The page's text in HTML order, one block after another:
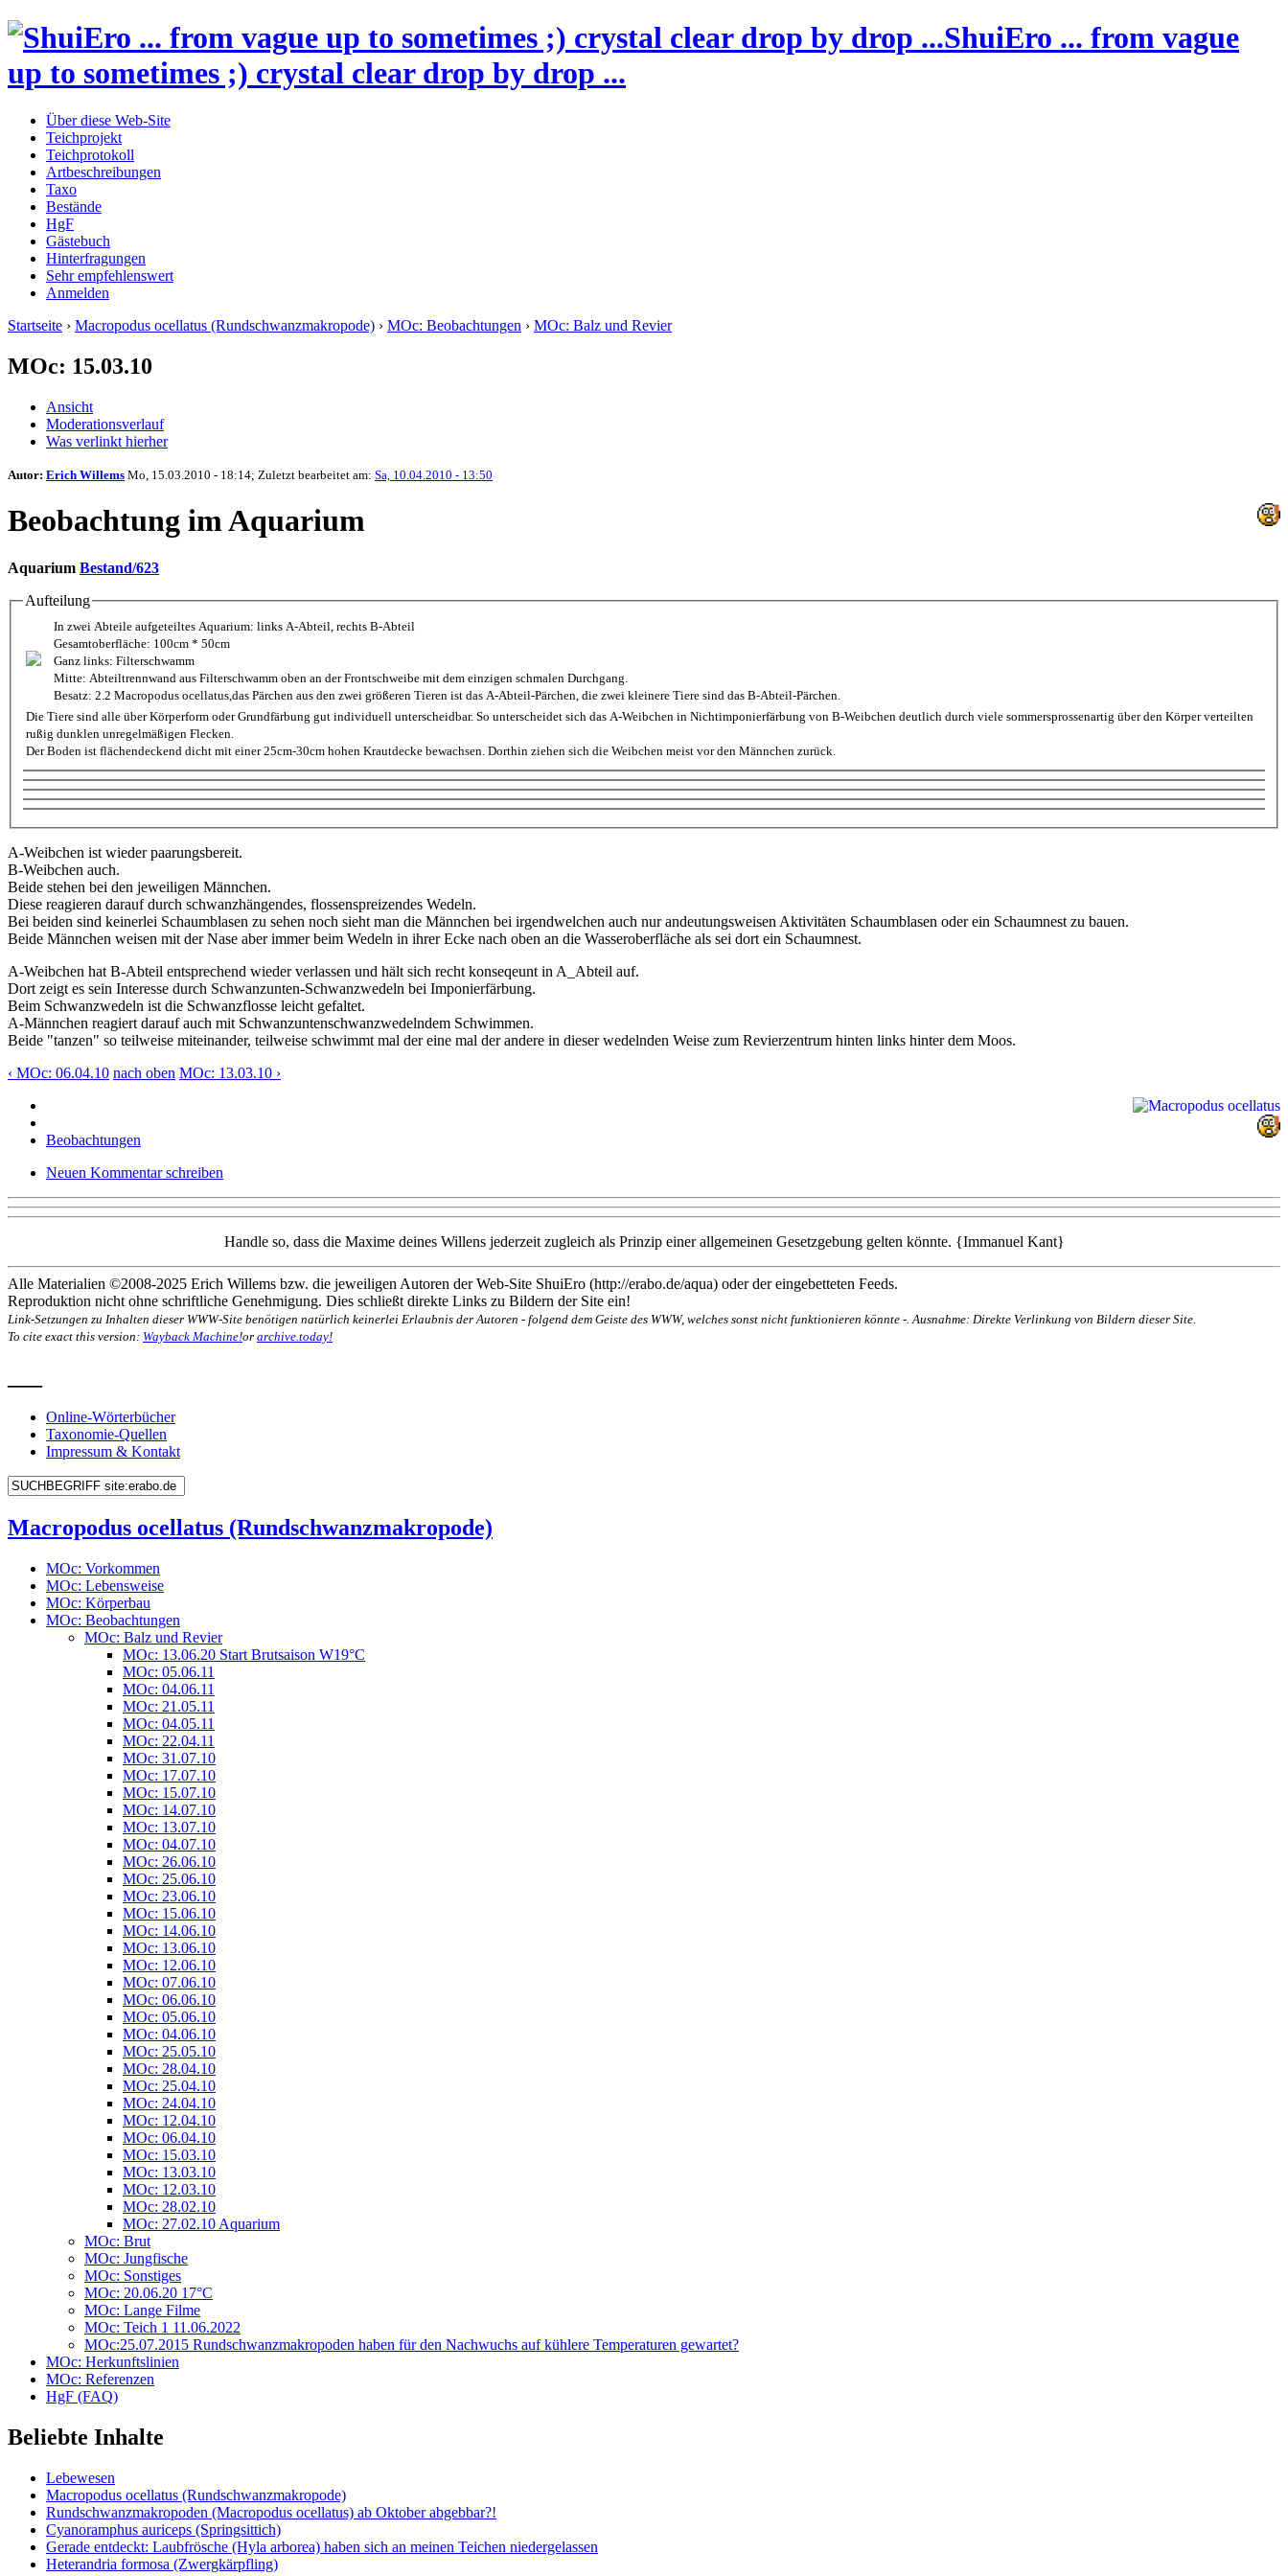
ShuiEro ... from vague
up to sometimes ;) crystal clear drop by drop ...
Über diese Web-Site
Teichprojekt
Teichprotokoll
Artbeschreibungen
Taxo
Bestände
HgF
Gästebuch
Hinterfragungen
Sehr empfehlenswert
Anmelden
Startseite › Macropodus ocellatus (Rundschwanzmakropode) › MOc: Beobachtungen › MOc: Balz und Revier
MOc: 15.03.10
Ansicht
Moderationsverlauf
Was verlinkt hierher
Autor: Erich Willems Mo, 15.03.2010 - 18:14; Zuletzt bearbeitet am: Sa, 10.04.2010 - 13:50
Beobachtung im Aquarium
Aquarium Bestand/623
Aufteilung
In zwei Abteile aufgeteiltes Aquarium: links A-Abteil, rechts B-Abteil
Gesamtoberfläche: 100cm * 50cm
Ganz links: Filterschwamm
Mitte: Abteiltrennwand aus Filterschwamm oben an der Frontschweibe mit dem einzigen schmalen Durchgang.
Besatz: 2.2 Macropodus ocellatus,das Pärchen aus den zwei größeren Tieren ist das A-Abteil-Pärchen, die zwei kleinere Tiere sind das B-Abteil-Pärchen.
Die Tiere sind alle über Körperform oder Grundfärbung gut individuell unterscheidbar. So unterscheidet sich das A-Weibchen in Nichtimponierfärbung von B-Weibchen deutlich durch viele sommersprossenartig über den Körper verteilten
rußig dunklen unregelmäßigen Flecken.
Der Boden ist flächendeckend dicht mit einer 25cm-30cm hohen Krautdecke bewachsen. Dorthin ziehen sich die Weibchen meist vor den Männchen zurück.
A-Weibchen ist wieder paarungsbereit.
B-Weibchen auch.
Beide stehen bei den jeweiligen Männchen.
Diese reagieren darauf durch schwanzhängendes, flossenspreizendes Wedeln.
Bei beiden sind keinerlei Schaumblasen zu sehen noch sieht man die Männchen bei irgendwelchen auch nur andeutungsweisen Aktivitäten Schaumblasen oder ein Schaumnest zu bauen.
Beide Männchen weisen mit der Nase aber immer beim Wedeln in ihrer Ecke nach oben an die Wasseroberfläche als sei dort ein Schaumnest.
A-Weibchen hat B-Abteil entsprechend wieder verlassen und hält sich recht konseqeunt in A_Abteil auf.
Dort zeigt es sein Interesse durch Schwanzunten-Schwanzwedeln bei Imponierfärbung.
Beim Schwanzwedeln ist die Schwanzflosse leicht gefaltet.
A-Männchen reagiert darauf auch mit Schwanzuntenschwanzwedelndem Schwimmen.
Beide "tanzen" so teilweise miteinander, teilweise schwimmt mal der eine mal der andere in dieser wedelnden Weise zum Revierzentrum hinten links hinter dem Moos.
‹ MOc: 06.04.10 nach oben MOc: 13.03.10 ›
Beobachtungen
Neuen Kommentar schreiben
Handle so, dass die Maxime deines Willens jederzeit zugleich als Prinzip einer allgemeinen Gesetzgebung gelten könnte. {Immanuel Kant}
Alle Materialien ©2008-2025 Erich Willems bzw. die jeweiligen Autoren der Web-Site ShuiEro (http://erabo.de/aqua) oder der eingebetteten Feeds.
Reproduktion nicht ohne schriftliche Genehmigung. Dies schließt direkte Links zu Bildern der Site ein!
Link-Setzungen zu Inhalten dieser WWW-Site benötigen natürlich keinerlei Erlaubnis der Autoren - folgend dem Geiste des WWW, welches sonst nicht funktionieren könnte -. Ausnahme: Direkte Verlinkung von Bildern dieser Site.
To cite exact this version: Wayback Machine!or archive.today!
Online-Wörterbücher
Taxonomie-Quellen
Impressum & Kontakt
Macropodus ocellatus (Rundschwanzmakropode)
MOc: Vorkommen
MOc: Lebensweise
MOc: Körperbau
MOc: Beobachtungen
MOc: Balz und Revier
MOc: 13.06.20 Start Brutsaison W19°C
MOc: 05.06.11
MOc: 04.06.11
MOc: 21.05.11
MOc: 04.05.11
MOc: 22.04.11
MOc: 31.07.10
MOc: 17.07.10
MOc: 15.07.10
MOc: 14.07.10
MOc: 13.07.10
MOc: 04.07.10
MOc: 26.06.10
MOc: 25.06.10
MOc: 23.06.10
MOc: 15.06.10
MOc: 14.06.10
MOc: 13.06.10
MOc: 12.06.10
MOc: 07.06.10
MOc: 06.06.10
MOc: 05.06.10
MOc: 04.06.10
MOc: 25.05.10
MOc: 28.04.10
MOc: 25.04.10
MOc: 24.04.10
MOc: 12.04.10
MOc: 06.04.10
MOc: 15.03.10
MOc: 13.03.10
MOc: 12.03.10
MOc: 28.02.10
MOc: 27.02.10 Aquarium
MOc: Brut
MOc: Jungfische
MOc: Sonstiges
MOc: 20.06.20 17°C
MOc: Lange Filme
MOc: Teich 1 11.06.2022
MOc:25.07.2015 Rundschwanzmakropoden haben für den Nachwuchs auf kühlere Temperaturen gewartet?
MOc: Herkunftslinien
MOc: Referenzen
HgF (FAQ)
Beliebte Inhalte
Lebewesen
Macropodus ocellatus (Rundschwanzmakropode)
Rundschwanzmakropoden (Macropodus ocellatus) ab Oktober abgebbar?!
Cyanoramphus auriceps (Springsittich)
Gerade entdeckt: Laubfrösche (Hyla arborea) haben sich an meinen Teichen niedergelassen
Heterandria formosa (Zwergkärpfling)